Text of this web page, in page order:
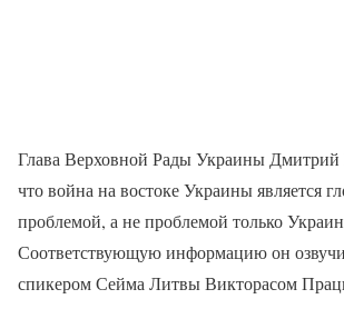
Глава Верховной Рады Украины Дмитрий
что война на востоке Украины является
проблемой, а не проблемой только
Соответствующую информацию он
спикером Сейма Литвы Викторасом